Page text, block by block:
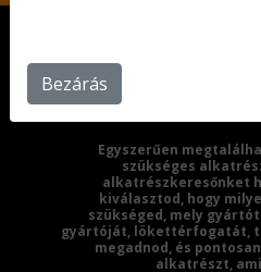
Egyszerűen
szükséges
alkatrészkeresőnket
kiválasztod, hogy
szükséged, mely
gyártóját, lökettérfogatát,
megadnod, és
alkatrészt,
Bezárás